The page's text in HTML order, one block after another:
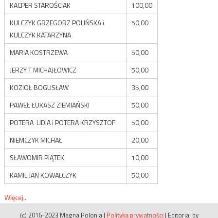
KACPER STAROŚCIAK
100,00
KULCZYK GRZEGORZ POLIŃSKA i
KULCZYK KATARZYNA
50,00
MARIA KOSTRZEWA
50,00
JERZY T MICHAJŁOWICZ
50,00
KOZIOŁ BOGUSŁAW
35,00
PAWEŁ ŁUKASZ ZIEMIAŃSKI
50,00
POTERA LIDIA i POTERA KRZYSZTOF
50,00
NIEMCZYK MICHAŁ
20,00
SŁAWOMIR PIĄTEK
10,00
KAMIL JAN KOWALCZYK
50,00
Więcej...
(c) 2016-2023 Magna Polonia | Polityka prywatności | Editorial by